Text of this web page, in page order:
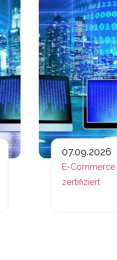
07.09.2026
E-Commerce
zertifiziert